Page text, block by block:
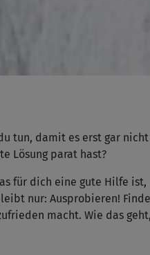
tun, damit es erst gar
Lösung parat hast?
für dich eine gute Hilfe ist,
nur: Ausprobieren! Finde
macht. Wie das geht,